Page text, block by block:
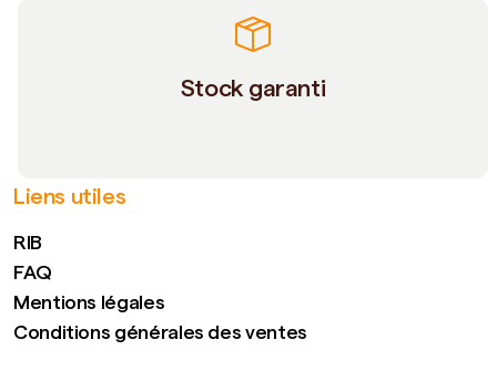
Stock garanti
Liens utiles
RIB
FAQ
Mentions légales
Conditions générales des ventes